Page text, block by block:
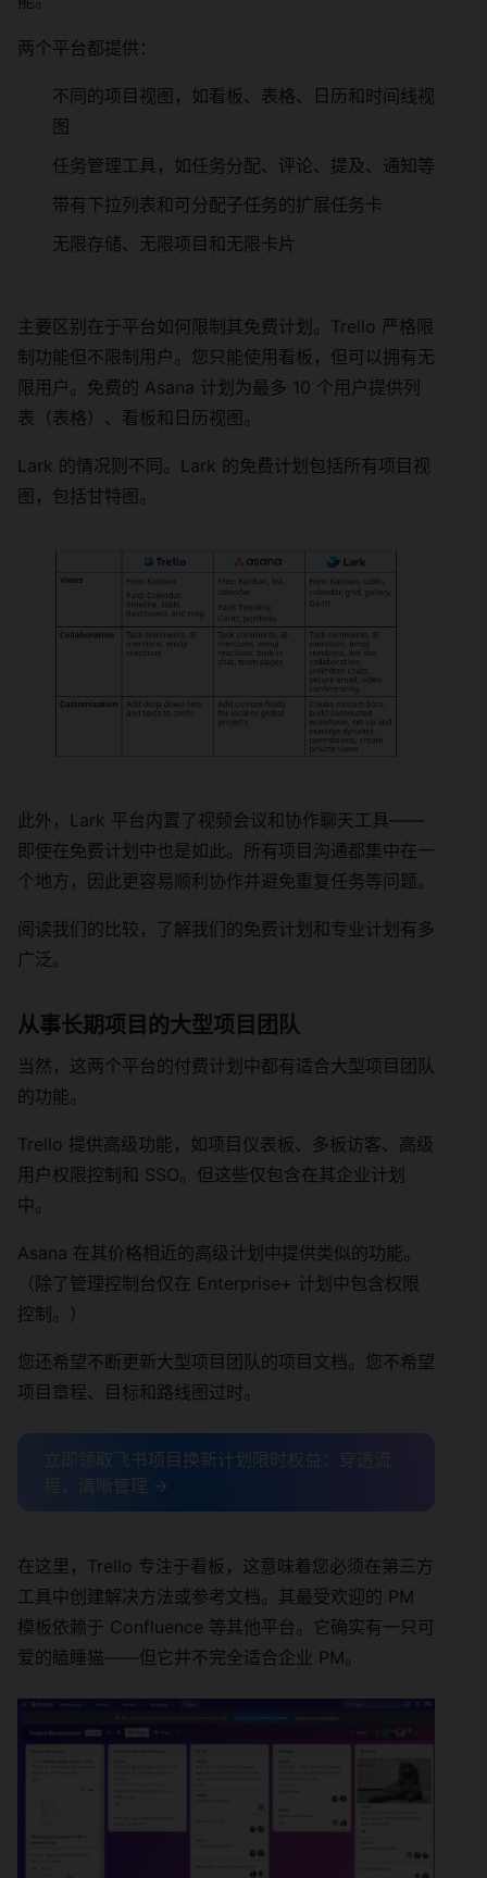
两个平台都提供：
不同的项目视图，如看板、表格、日历和时间线视
图
任务管理工具，如任务分配、评论、提及、通知等
带有下拉列表和可分配子任务的扩展任务卡
无限存储、无限项目和无限卡片
主要区别在于平台如何限制其免费计划。Trello 严格限
制功能但不限制用户。您只能使用看板，但可以拥有无
限用户。免费的 Asana 计划为最多 10 个用户提供列
表（表格）、看板和日历视图。
Lark 的情况则不同。Lark 的免费计划包括所有项目视
图，包括甘特图。
此外，Lark 平台内置了视频会议和协作聊天工具——
即使在免费计划中也是如此。所有项目沟通都集中在一
个地方，因此更容易顺利协作并避免重复任务等问题。
阅读我们的比较，了解我们的免费计划和专业计划有多
广泛。
从事长期项目的大型项目团队
当然，这两个平台的付费计划中都有适合大型项目团队
的功能。
Trello 提供高级功能，如项目仪表板、多板访客、高级
用户权限控制和 SSO。但这些仅包含在其企业计划
中。
Asana 在其价格相近的高级计划中提供类似的功能。
（除了管理控制台仅在 Enterprise+ 计划中包含权限
控制。）
您还希望不断更新大型项目团队的项目文档。您不希望
项目章程、目标和路线图过时。
立即领取飞书项目换新计划限时权益：穿透流
程，清晰管理 →
在这里，Trello 专注于看板，这意味着您必须在第三方
工具中创建解决方法或参考文档。其最受欢迎的 PM
模板依赖于 Confluence 等其他平台。它确实有一只可
爱的瞌睡猫——但它并不完全适合企业 PM。